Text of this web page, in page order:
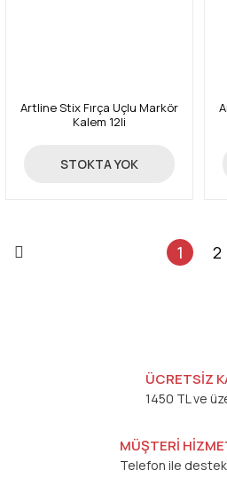
Artline Stix Fırça Uçlu Markör
Kalem 12li
127,12 TL
STOKTA YOK
1 2
ÜCRETSİZ
1450 TL ve
MÜŞTERİ
Telefon ile